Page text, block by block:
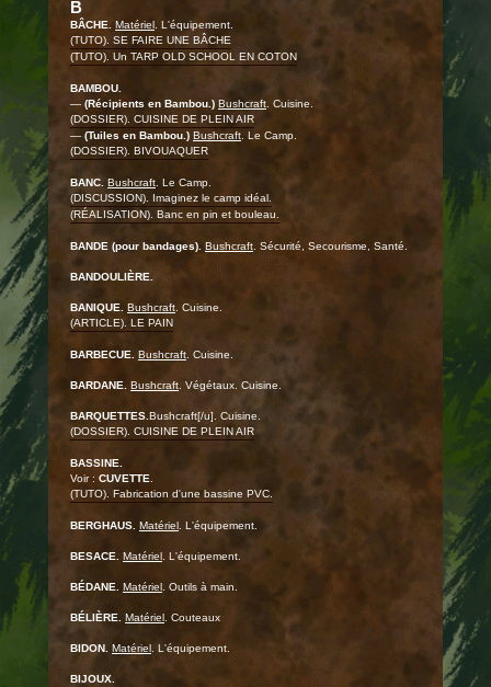
B
BÂCHE. Matériel . L'équipement.
(TUTO). SE FAIRE UNE BÂCHE
(TUTO). Un TARP OLD SCHOOL EN COTON
BAMBOU.
— (Récipients en Bambou.) Bushcraft . Cuisine.
(DOSSIER). CUISINE DE PLEIN AIR
— (Tuiles en Bambou.) Bushcraft . Le Camp.
(DOSSIER). BIVOUAQUER
BANC. Bushcraft . Le Camp.
(DISCUSSION). Imaginez le camp idéal.
(RÉALISATION). Banc en pin et bouleau.
BANDE (pour bandages). Bushcraft . Sécurité, Secourisme, Santé.
BANDOULIÈRE.
BANIQUE. Bushcraft . Cuisine.
(ARTICLE). LE PAIN
BARBECUE. Bushcraft . Cuisine.
BARDANE. Bushcraft . Végétaux. Cuisine.
BARQUETTES. Bushcraft[/u]. Cuisine.
(DOSSIER). CUISINE DE PLEIN AIR
BASSINE.
Voir : CUVETTE
(TUTO). Fabrication d'une bassine PVC.
BERGHAUS. Matériel . L'équipement.
BESACE. Matériel . L'équipement.
BÉDANE. Matériel . Outils à main.
BÉLIÈRE. Matériel . Couteaux
BIDON. Matériel . L'équipement.
BIJOUX.